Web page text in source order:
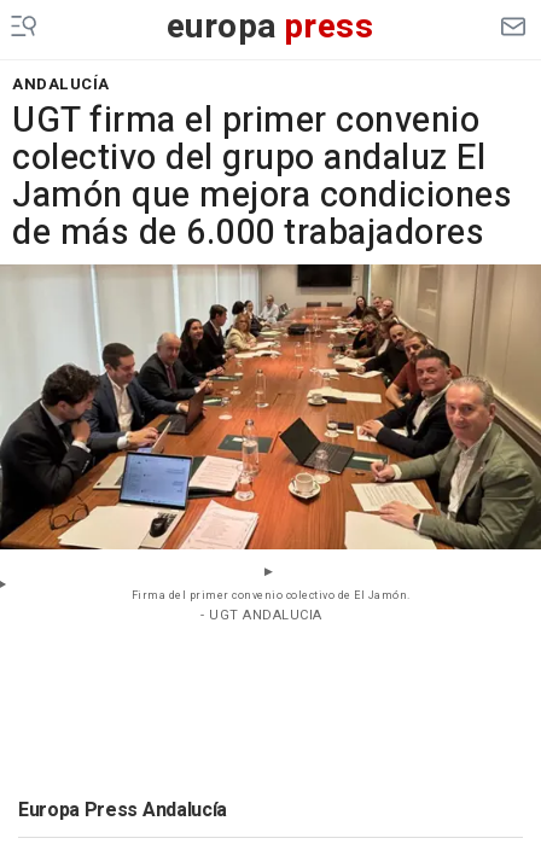
europa press
ANDALUCÍA
UGT firma el primer convenio
colectivo del grupo andaluz El
Jamón que mejora condiciones
de más de 6.000 trabajadores
Firma del primer convenio colectivo de El Jamón.
- UGT ANDALUCIA
Europa Press Andalucía